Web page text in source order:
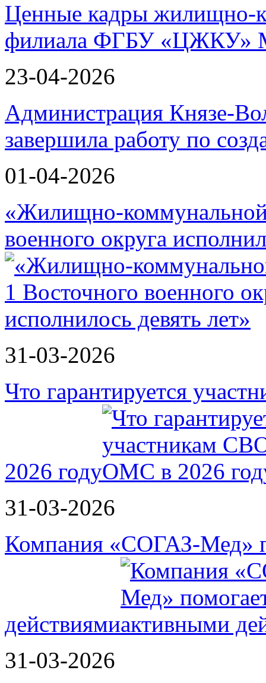
Ценные кадры жилищно-
филиала ФГБУ «ЦЖКУ»
23-04-2026
Администрация Князе-
завершила работу по
01-04-2026
«Жилищно-
военного округа
31-03-2026
Что гарантируется
2026 году
31-03-2026
Компания «СОГАЗ-Мед»
действиями
31-03-2026